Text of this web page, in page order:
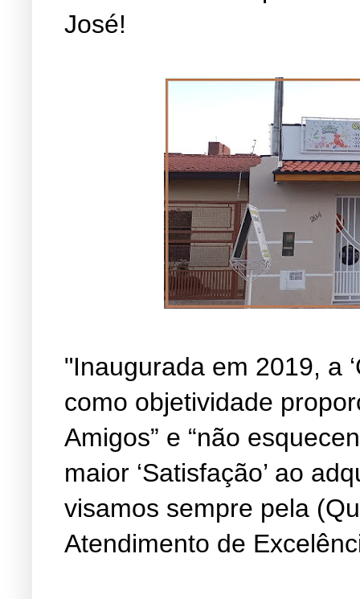
José!
"Inaugurada em 2019, a
como objetividade
Amigos” e “não
maior ‘Satisfação’ ao
visamos sempre pela
Atendimento de